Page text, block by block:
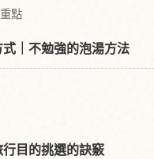
點
｜不勉強的泡湯方法
目的挑選的訣竅